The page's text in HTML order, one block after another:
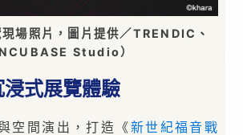
場照片，圖片提供／TRENDIC、
Studio）
式展覽體驗
空間演出，打造《新世紀福音戰